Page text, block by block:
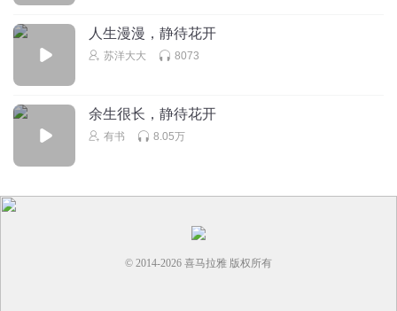
人生漫漫，静待花开
苏洋大大 8073
余生很长，静待花开
有书 8.05万
© 2014-2026 喜马拉雅 版权所有